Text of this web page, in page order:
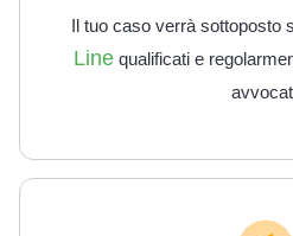
Il tuo caso verrà sottoposto
Line qualificati e